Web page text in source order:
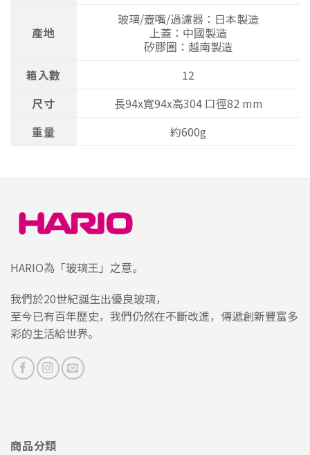
產地
玻璃/壺嘴/過濾器：日本製造
上蓋：中國製造
矽膠圈：越南製造
箱入數
12
尺寸
長94x寬94x高304 口徑82 mm
重量
約600g
HARIO為「玻璃王」之意。
我們於20世紀誕生出優良玻璃，
至今已有百年歷史，我們仍然在不斷改進，傳遞創新豐富多
彩的生活給世界。
商品分類